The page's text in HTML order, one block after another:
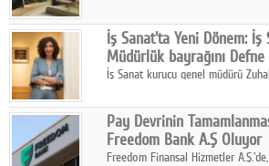
katmanlı bir aile hikâyesi anlatıyor.
İş Sanat'ta Yeni Dönem: İş
Müdürlük bayrağını
İş Sanat kurucu genel müdürü
Pay Devrinin
Freedom Bank A.Ş Oluyor
Freedom Finansal Hizmetler